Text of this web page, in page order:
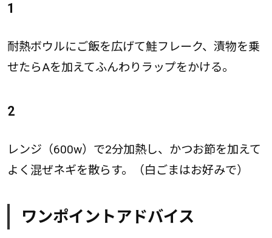
1
耐熱ボウルにご飯を広げて鮭フレーク、漬物を乗
せたらAを加えてふんわりラップをかける。
2
レンジ（600w）で2分加熱し、かつお節を加えて
よく混ぜネギを散らす。（白ごまはお好みで）
ワンポイントアドバイス